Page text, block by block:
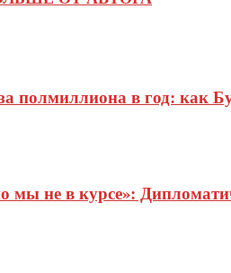
полмиллиона в год: как
не в курсе»: